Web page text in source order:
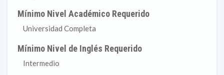
Mínimo Nivel Académico Requerido
Universidad Completa
Mínimo Nivel de Inglés Requerido
Intermedio